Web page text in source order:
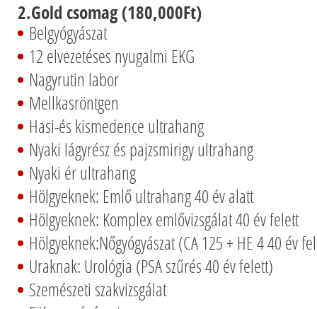
2.Gold csomag (180,000Ft)
Belgyógyászat
12 elvezetéses nyugalmi EKG
Nagyrutin labor
Mellkasröntgen
Hasi-és kismedence ultrahang
Nyaki lágyrész és pajzsmirigy ultrahang
Nyaki ér ultrahang
Hölgyeknek: Emlő ultrahang 40 év alatt
Hölgyeknek: Komplex emlővizsgálat 40 év felett
Hölgyeknek:Nőgyógyászat (CA 125 + HE 4 40 év
Uraknak: Urológia (PSA szűrés 40 év felett)
Szemészeti szakvizsgálat